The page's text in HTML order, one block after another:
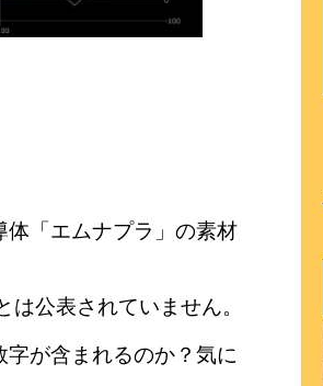
「エムナプラ」の素材
公表されていません。
が含まれるのか？気に